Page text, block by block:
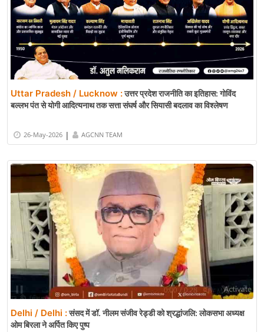
Uttar Pradesh / Lucknow :उत्तर प्रदेश राजनीति का इतिहास: गोविंद
बल्लभ पंत से योगी आदित्यनाथ तक सत्ता संघर्ष और सियासी बदलाव का विश्लेषण
26-May-2026 | AGCNN TEAM
Delhi / Delhi :संसद में डॉ. नीलम संजीव रेड्डी को श्रद्धांजलि: लोकसभा अध्यक्ष
ओम बिरला ने अर्पित किए पुष्प